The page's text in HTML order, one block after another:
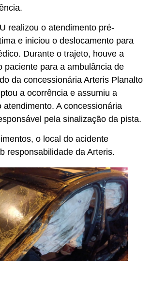
realizou o atendimento pré-
e iniciou o deslocamento para
Durante o trajeto, houve a
paciente para a ambulância de
da concessionária Arteris Planalto
a ocorrência e assumiu a
atendimento. A concessionária
pela sinalização da pista.
o local do acidente
responsabilidade da Arteris.